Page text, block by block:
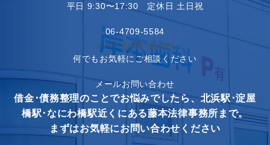
平日 9:30〜17:30 定休日 土日祝
06-4709-5584
メールお問い合わせ
何でもお気軽にご相談ください
メールお問い合わせ
借金･債務整理のことでお悩みでしたら、北浜駅･淀屋
橋駅･なにわ橋駅近くにある藤本法律事務所まで。
まずはお気軽にお問い合わせください